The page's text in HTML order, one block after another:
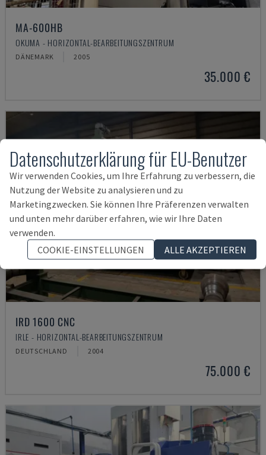
MA-600HB
OKUMA - HORIZONTAL-BEARBEITUNGSZENTRUM
DÄNEMARK 2005
35.000 €
IRD 1600 CNC
IRLE - HORIZONTAL-BEARBEITUNGSZENTRUM
DEUTSCHLAND 2004
75.000 €
Datenschutzerklärung für EU-Benutzer
Wir verwenden Cookies, um Ihre Erfahrung zu verbessern, die
Nutzung der Website zu analysieren und zu
Marketingzwecken. Sie können Ihre Präferenzen verwalten
und unten mehr darüber erfahren, wie wir Ihre Daten
verwenden.
COOKIE-EINSTELLUNGEN
ALLE AKZEPTIEREN